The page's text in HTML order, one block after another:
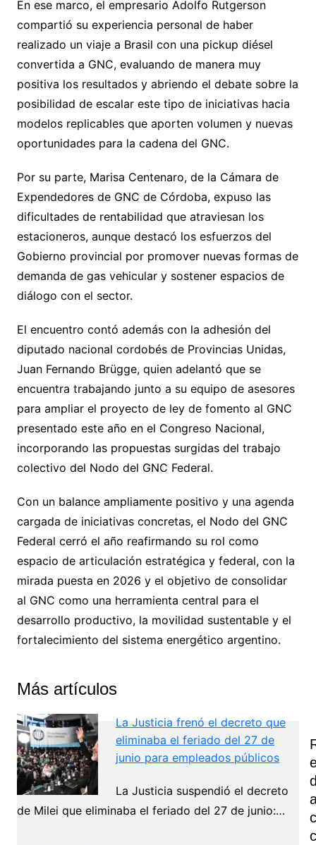
En ese marco, el empresario Adolfo Rutgerson
compartió su experiencia personal de haber
realizado un viaje a Brasil con una pickup diésel
convertida a GNC, evaluando de manera muy
positiva los resultados y abriendo el debate sobre la
posibilidad de escalar este tipo de iniciativas hacia
modelos replicables que aporten volumen y nuevas
oportunidades para la cadena del GNC.
Por su parte, Marisa Centenaro, de la Cámara de
Expendedores de GNC de Córdoba, expuso las
dificultades de rentabilidad que atraviesan los
estacioneros, aunque destacó los esfuerzos del
Gobierno provincial por promover nuevas formas de
demanda de gas vehicular y sostener espacios de
diálogo con el sector.
El encuentro contó además con la adhesión del
diputado nacional cordobés de Provincias Unidas,
Juan Fernando Brügge, quien adelantó que se
encuentra trabajando junto a su equipo de asesores
para ampliar el proyecto de ley de fomento al GNC
presentado este año en el Congreso Nacional,
incorporando las propuestas surgidas del trabajo
colectivo del Nodo del GNC Federal.
Con un balance ampliamente positivo y una agenda
cargada de iniciativas concretas, el Nodo del GNC
Federal cerró el año reafirmando su rol como
espacio de articulación estratégica y federal, con la
mirada puesta en 2026 y el objetivo de consolidar
al GNC como una herramienta central para el
desarrollo productivo, la movilidad sustentable y el
fortalecimiento del sistema energético argentino.
Más artículos
La Justicia frenó el decreto que
eliminaba el feriado del 27 de
junio para empleados públicos
La Justicia suspendió el decreto
de Milei que eliminaba el feriado del 27 de junio:…